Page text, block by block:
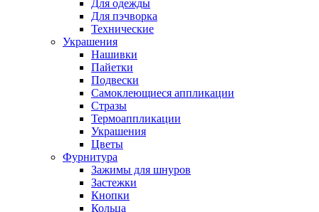
Для одежды
Для пэчворка
Технические
Украшения
Нашивки
Пайетки
Подвески
Самоклеющиеся аппликации
Стразы
Термоаппликации
Украшения
Цветы
Фурнитура
Зажимы для шнуров
Застежки
Кнопки
Кольца